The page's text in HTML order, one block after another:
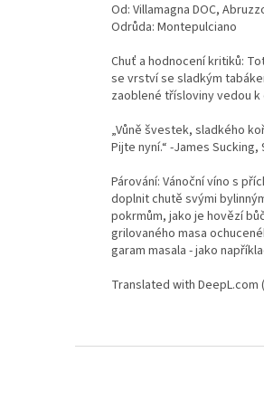
Od: Villamagna DOC,
Odrůda: Montepulciano
Chuť a hodnocení kritiků:
se vrství se sladkým
zaoblené třísloviny vedou k
„Vůně švestek, sladkého
Pijte nyní.“ -James Sucking,
Párování: Vánoční víno s
doplnit chutě svými
pokrmům, jako je hovězí
grilovaného masa
garam masala - jako
Translated with